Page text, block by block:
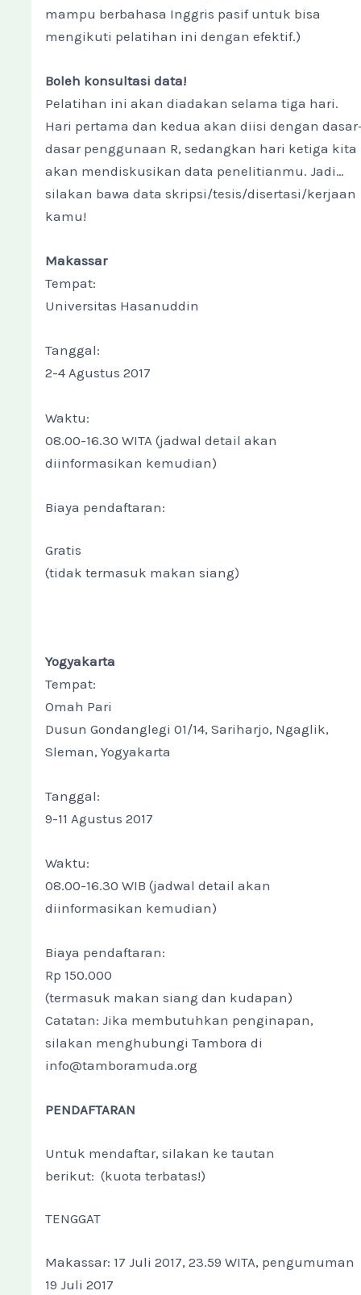
mampu berbahasa Inggris pasif untuk bisa
mengikuti pelatihan ini dengan efektif.)
Boleh konsultasi data!
Pelatihan ini akan diadakan selama tiga hari.
Hari pertama dan kedua akan diisi dengan
dasar penggunaan R, sedangkan hari ketiga kita
akan mendiskusikan data penelitianmu. Jadi…
silakan bawa data skripsi/tesis/disertasi/kerjaan
kamu!
Makassar
Tempat:
Universitas Hasanuddin
Tanggal:
2-4 Agustus 2017
Waktu:
08.00-16.30 WITA (jadwal detail akan
diinformasikan kemudian)
Biaya pendaftaran:
Gratis
(tidak termasuk makan siang)
Yogyakarta
Tempat:
Omah Pari
Dusun Gondanglegi 01/14, Sariharjo, Ngaglik,
Sleman, Yogyakarta
Tanggal:
9-11 Agustus 2017
Waktu:
08.00-16.30 WIB (jadwal detail akan
diinformasikan kemudian)
Biaya pendaftaran:
Rp 150.000
(termasuk makan siang dan kudapan)
Catatan: Jika membutuhkan penginapan,
silakan menghubungi Tambora di
info@tamboramuda.org
PENDAFTARAN
Untuk mendaftar, silakan ke tautan
berikut: (kuota terbatas!)
TENGGAT
Makassar: 17 Juli 2017, 23.59 WITA, pengumuman
19 Juli 2017